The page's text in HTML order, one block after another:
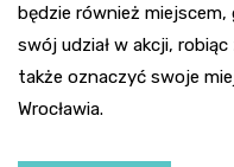
będzie również
swój udział w akcji,
także oznaczyć swoje
Wrocławia.